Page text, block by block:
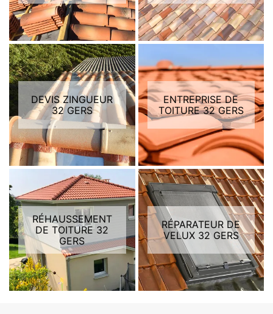
DEVIS ZINGUEUR
32 GERS
ENTREPRISE DE
TOITURE 32 GERS
RÉHAUSSEMENT
DE TOITURE 32
GERS
RÉPARATEUR DE
VELUX 32 GERS